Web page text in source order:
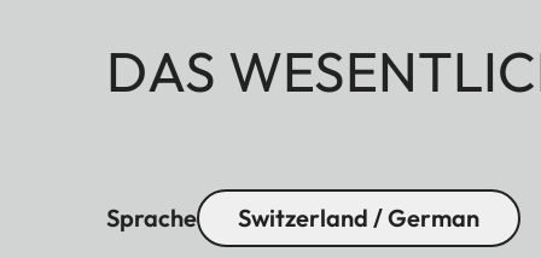
DAS
Sprache Switzerland / German